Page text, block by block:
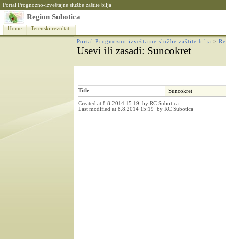
Portal Prognozno-izveštajne službe zaštite bilja
Region Subotica
Home Terenski rezultati
Portal Prognozno-izveštajne službe zaštite bilja >
Usevi ili zasadi: Suncokret
Title Suncokret
Created at 8.8.2014 15:19 by RC Subotica
Last modified at 8.8.2014 15:19 by RC Subotica